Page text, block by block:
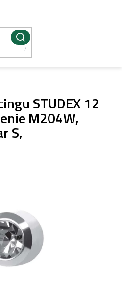
STUDEX 12
M204W,
S,